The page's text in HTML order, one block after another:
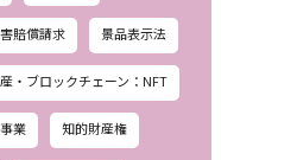
賠償請求 景品表示法
・ブロックチェーン：NFT
業 知的財産権